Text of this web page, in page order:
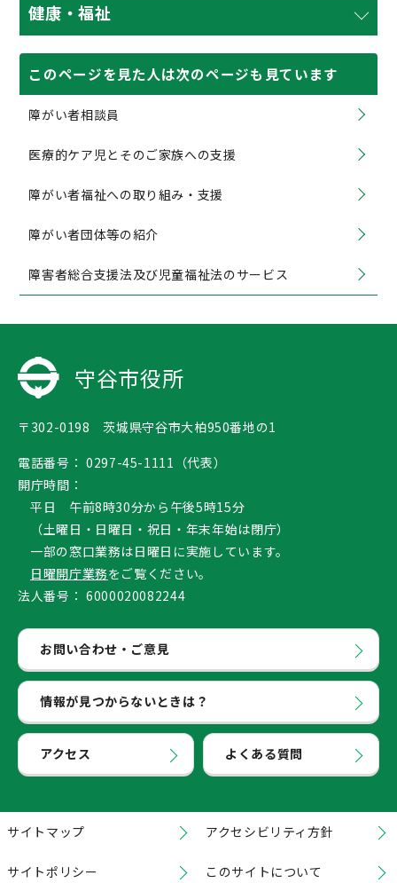
健康・福祉
このページを見た人は次のページも見ています
障がい者相談員
医療的ケア児とそのご家族への支援
障がい者福祉への取り組み・支援
障がい者団体等の紹介
障害者総合支援法及び児童福祉法のサービス
守谷市役所
〒302-0198 茨城県守谷市大柏950番地の1
電話番号： 0297-45-1111（代表）
開庁時間：
平日 午前8時30分から午後5時15分
（土曜日・日曜日・祝日・年末年始は閉庁）
一部の窓口業務は日曜日に実施しています。
日曜開庁業務をご覧ください。
法人番号： 6000020082244
お問い合わせ・ご意見
情報が見つからないときは？
アクセス よくある質問
サイトマップ アクセシビリティ方針
サイトポリシー このサイトについて